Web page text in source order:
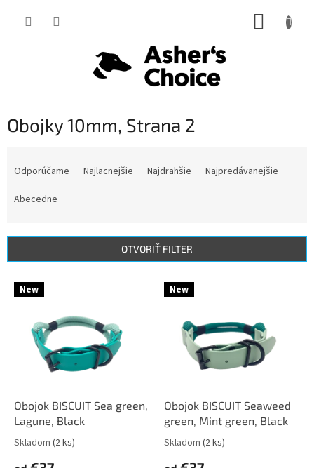
Obojky 10mm, Strana 2
p
Odporúčame Najlacnejšie Najdrahšie
Najpredávanejšie
Abecedne
OTVORIŤ FILTER
V New
Obojok BISCUIT Sea green,
Lagune, Black
Skladom (2 ks)
New
Obojok BISCUIT Seaweed
green, Mint green, Black
Skladom (2 ks)